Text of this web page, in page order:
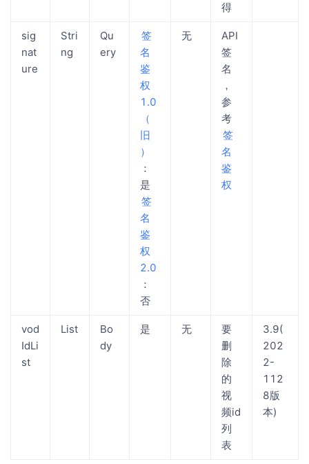
得
sig
nat
ure
Stri
ng
Qu
ery
​签
名
鉴
权
1.0
（
旧
）​
：
是
​签
名
鉴
权
2.0​
：
否
无
API
签
名
，
参
考
​签
名
鉴
权​
vod
IdLi
st
List
Bo
dy
是 无
要
删
除
的
视
频id
列
表
3.9(
202
2-
112
8版
本)